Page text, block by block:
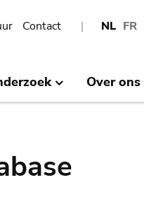
NL FR
Contact
Over ons